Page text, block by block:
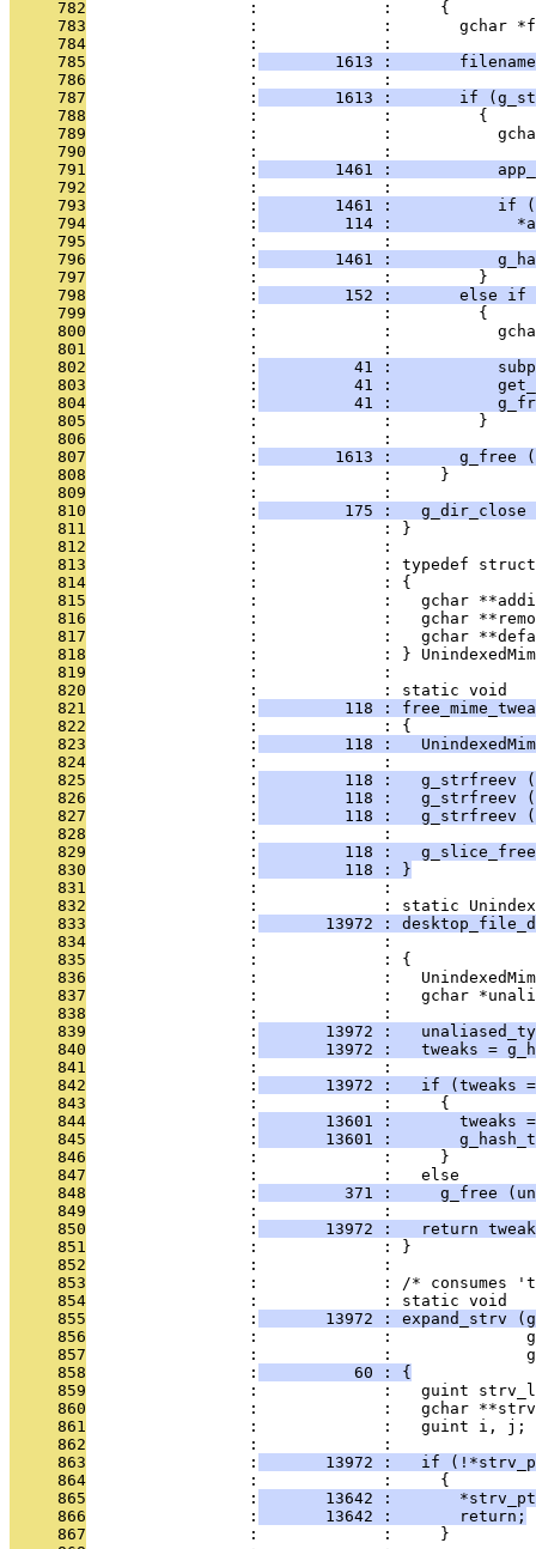
     782
                 :             :     {
     783
:             :       gchar
     784
                 :             :
     785
                 :
1613 :
     786
                 :             :
     787
                 :
1613 :       if
     788
                 :             :         {
     789
:             :
     790
                 :             :
     791
                 :
1461 :
     792
                 :             :
     793
                 :
1461 :           if
     794
                 :
114 :
     795
                 :             :
     796
                 :
1461 :
     797
                 :             :         }
     798
                 :
152 :       else if
     799
                 :             :         {
     800
:             :
     801
                 :             :
     802
                 :
41 :
     803
                 :
41 :
     804
                 :
41 :
     805
                 :             :         }
     806
                 :             :
     807
                 :
1613 :       g_free
     808
                 :             :     }
     809
                 :             :
     810
                 :
175 :   g_dir_close
     811
                 :             : }
     812
                 :             :
     813
                 :             : typedef struct
     814
                 :             : {
     815
:             :   gchar
     816
:             :   gchar
     817
:             :   gchar
     818
:             : }
     819
                 :             :
     820
                 :             : static void
     821
                 :
118 :
     822
                 :             : {
     823
                 :
118 :
     824
                 :             :
     825
                 :
118 :   g_strfreev
     826
                 :
118 :   g_strfreev
     827
                 :
118 :   g_strfreev
     828
                 :             :
     829
                 :
118 :
     830
                 :
         118 : }
     831
                 :             :
     832
:             : static
     833
                 :
13972 :
     834
:             :
     835
                 :             : {
     836
:             :
     837
:             :   gchar
     838
                 :             :
     839
                 :
13972 :
     840
                 :
13972 :   tweaks =
     841
                 :             :
     842
                 :
13972 :   if (tweaks
     843
                 :             :     {
     844
                 :
13601 :       tweaks
     845
                 :
13601 :
     846
                 :             :     }
     847
                 :             :   else
     848
                 :
371 :     g_free
     849
                 :             :
     850
                 :
13972 :   return
     851
                 :             : }
     852
                 :             :
     853
:             : /* consumes
     854
                 :             : static void
     855
                 :
13972 : expand_strv
     856
:             :
     857
:             :
     858
                 :
          60 : {
     859
:             :   guint
     860
:             :   gchar
     861
                 :             :   guint i, j;
     862
                 :             :
     863
                 :
13972 :   if
     864
                 :             :     {
     865
                 :
13642 :
     866
                 :
       13642 :       return;
     867
                 :             :     }